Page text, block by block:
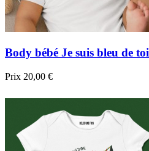
Body bébé Je suis bleu de toi
Prix 20,00 €
Aperçu rapide